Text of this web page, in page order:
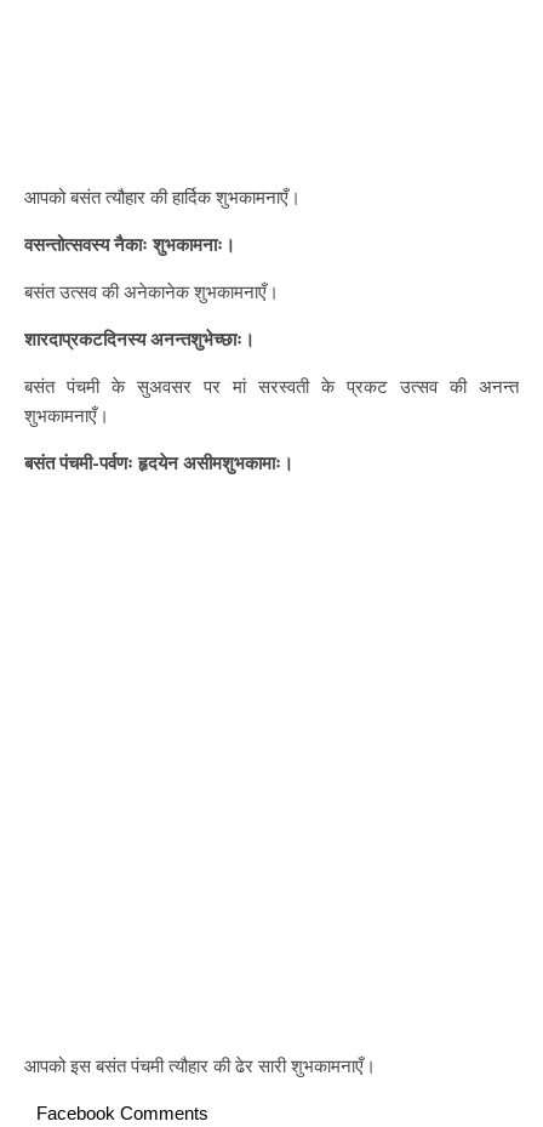
आपको बसंत त्यौहार की हार्दिक शुभकामनाएँ।
वसन्तोत्सवस्य नैकाः शुभकामनाः।
बसंत उत्सव की अनेकानेक शुभकामनाएँ।
शारदाप्रकटदिनस्य अनन्तशुभेच्छाः।
बसंत पंचमी के सुअवसर पर मां सरस्वती के प्रकट उत्सव की अनन्त
शुभकामनाएँ।
बसंत पंचमी-पर्वणः हृदयेन असीमशुभकामाः।
आपको इस बसंत पंचमी त्यौहार की ढेर सारी शुभकामनाएँ।
Facebook Comments